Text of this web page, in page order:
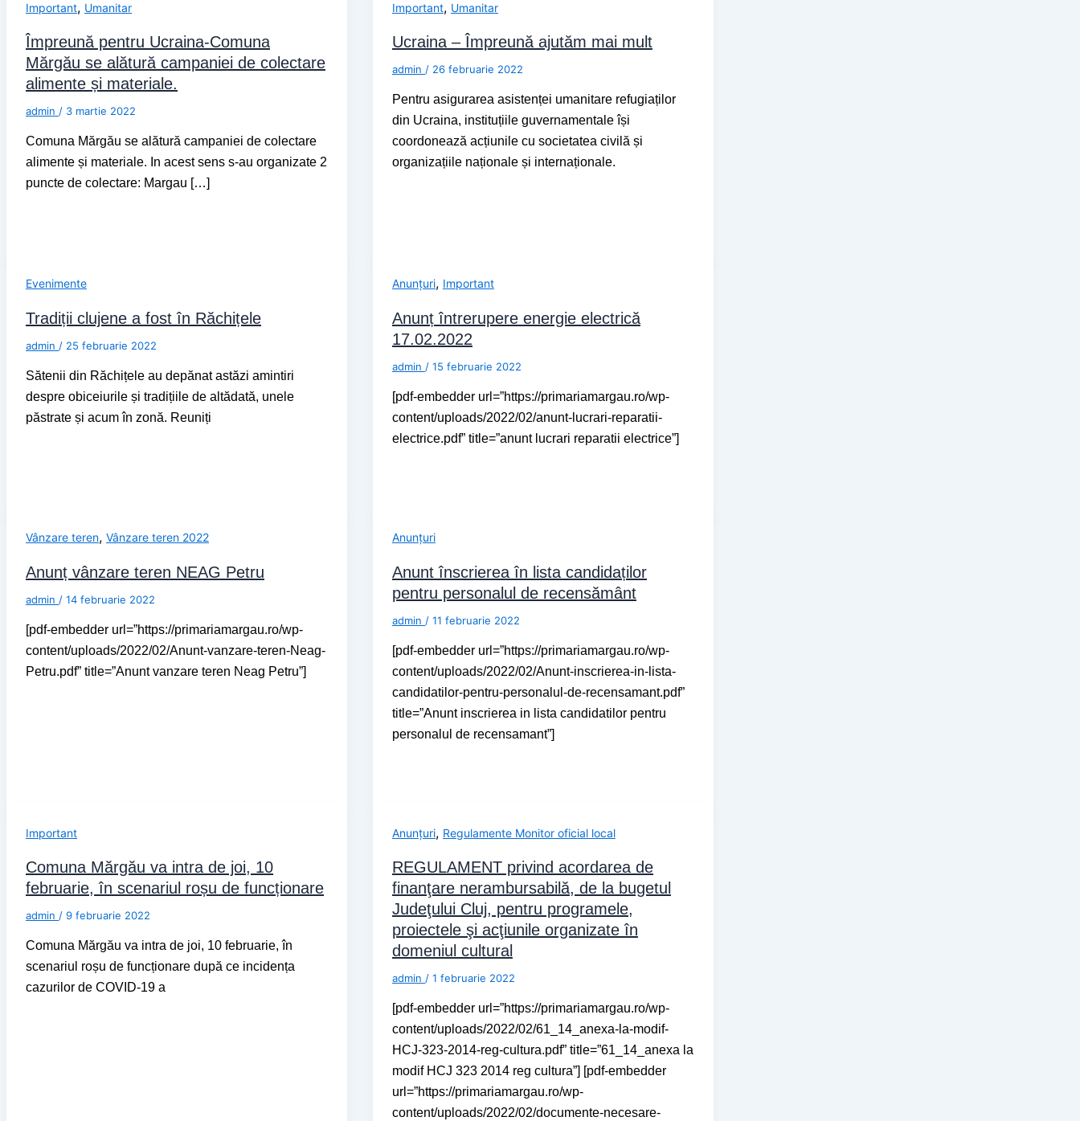
Important, Umanitar
Împreună pentru Ucraina-Comuna
Mărgău se alătură campaniei de colectare
alimente și materiale.
admin / 3 martie 2022
Comuna Mărgău se alătură campaniei de colectare
alimente și materiale. In acest sens s-au organizate 2
puncte de colectare: Margau […]
Important, Umanitar
Ucraina – Împreună ajutăm mai mult
admin / 26 februarie 2022
Pentru asigurarea asistenței umanitare refugiaților
din Ucraina, instituțiile guvernamentale își
coordonează acțiunile cu societatea civilă și
organizațiile naționale și internaționale.
Evenimente
Tradiții clujene a fost în Răchițele
admin / 25 februarie 2022
Sătenii din Răchițele au depănat astăzi amintiri
despre obiceiurile și tradițiile de altădată, unele
păstrate și acum în zonă. Reuniți
Anunțuri, Important
Anunț întrerupere energie electrică
17.02.2022
admin / 15 februarie 2022
[pdf-embedder url=”https://primariamargau.ro/wp-
content/uploads/2022/02/anunt-lucrari-reparatii-
electrice.pdf” title=”anunt lucrari reparatii electrice”]
Vânzare teren, Vânzare teren 2022
Anunț vânzare teren NEAG Petru
admin / 14 februarie 2022
[pdf-embedder url=”https://primariamargau.ro/wp-
content/uploads/2022/02/Anunt-vanzare-teren-Neag-
Petru.pdf” title=”Anunt vanzare teren Neag Petru”]
Anunțuri
Anunt înscrierea în lista candidaților
pentru personalul de recensământ
admin / 11 februarie 2022
[pdf-embedder url=”https://primariamargau.ro/wp-
content/uploads/2022/02/Anunt-inscrierea-in-lista-
candidatilor-pentru-personalul-de-recensamant.pdf”
title=”Anunt inscrierea in lista candidatilor pentru
personalul de recensamant”]
Important
Comuna Mărgău va intra de joi, 10
februarie, în scenariul roșu de funcționare
admin / 9 februarie 2022
Comuna Mărgău va intra de joi, 10 februarie, în
scenariul roșu de funcționare după ce incidența
cazurilor de COVID-19 a
Anunțuri, Regulamente Monitor oficial local
REGULAMENT privind acordarea de
finanţare nerambursabilă, de la bugetul
Judeţului Cluj, pentru programele,
proiectele şi acţiunile organizate în
domeniul cultural
admin / 1 februarie 2022
[pdf-embedder url=”https://primariamargau.ro/wp-
content/uploads/2022/02/61_14_anexa-la-modif-
HCJ-323-2014-reg-cultura.pdf” title=”61_14_anexa la
modif HCJ 323 2014 reg cultura”] [pdf-embedder
url=”https://primariamargau.ro/wp-
content/uploads/2022/02/documente-necesare-